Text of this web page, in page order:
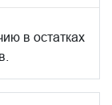
в остатках